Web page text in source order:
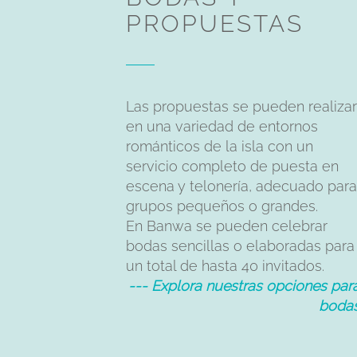
PROPUESTAS
Las propuestas se pueden realizar
en una variedad de entornos
románticos de la isla con un
servicio completo de puesta en
escena y telonería, adecuado para
grupos pequeños o grandes.
En Banwa se pueden celebrar
bodas sencillas o elaboradas para
un total de hasta 40 invitados.
--- Explora nuestras opciones